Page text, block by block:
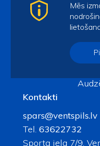
Kontakti
spars@ventspils.lv
Tel. 63622732
Sporta iela 7/9,
Mēs